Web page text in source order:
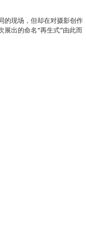
的现场，但却在对摄影创作
展出的命名“再生式”由此而